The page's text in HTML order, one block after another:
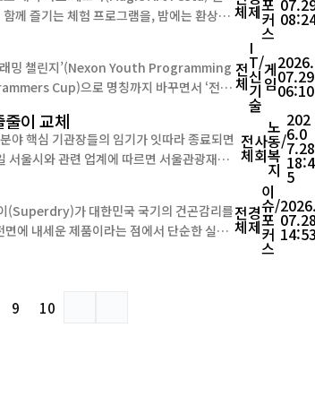
체제포
커
스
래밍 챌린지’(Nexon Youth Programming
Cup)으로 명칭까지 바꾸면서 ‘전
졌다. ...
전
체
I
T/
신
기
술
게
임
2026.
07.29
06:10
이 교체
야 핵심 기관장들의 임기가 잇따라 종료되면
관장 선임 절차에 들어갔다....
전
체
사
회
노
동/
복
지
202
6.0
7.28
18:4
5
(Superdry)가 대한민국 국기의 건곤감리를전
체
경
제
이
슈/
포
커
스
2026.
07.28
14:53
9 10